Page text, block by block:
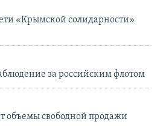
«Крымской солидарности»
за российским флотом
объемы свободной продажи